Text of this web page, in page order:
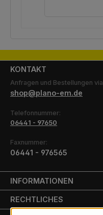
KONTAKT
Anfragen und Bestellungen via
shop@plano-em.de
Telefonnummer:
06441 - 97650
Faxnummer:
06441 - 976565
INFORMATIONEN
RECHTLICHES